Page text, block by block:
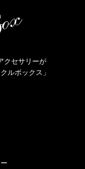
クセサリーが
ルボックス」